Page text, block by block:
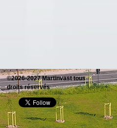
©2026-2027 Martinvast tous
droits réservés